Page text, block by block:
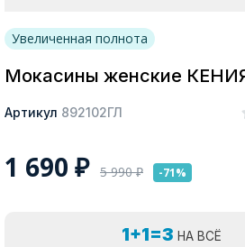
Покупателям
Увеличенная полнота
Мокасины женские
Артикул 892102ГЛ
1 690 ₽ 5 990₽ -71%
1+1=3 НА ВСЁ